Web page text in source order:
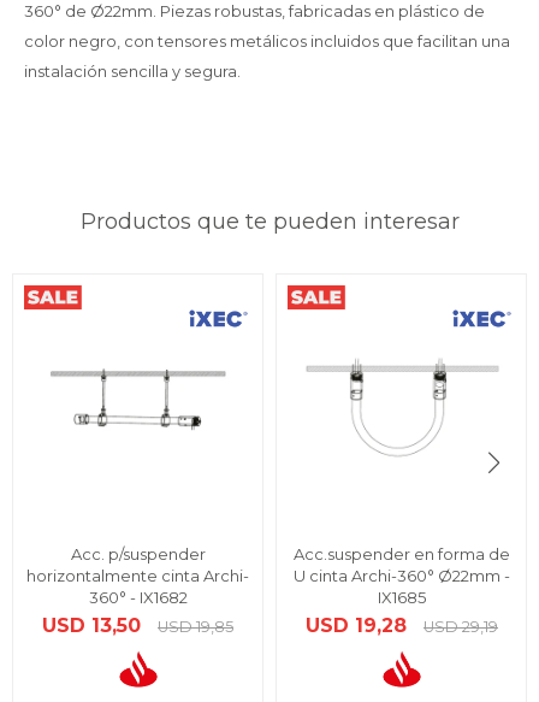
360° de Ø22mm. Piezas robustas, fabricadas en plástico de
color negro, con tensores metálicos incluidos que facilitan una
instalación sencilla y segura.
Productos que te pueden interesar
Acc. p/suspender
horizontalmente cinta Archi-
360° - IX1682
USD 13,50 USD 19,85
Acc.suspender en forma de
U cinta Archi-360° Ø22mm -
IX1685
USD 19,28 USD 29,19